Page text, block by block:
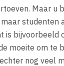
Maar u
studenten
is bijvoorbeeld
moeite om te
nog veel